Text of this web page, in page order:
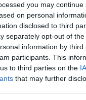
you may continue
on personal
disclosed to third
separately opt-out of
information by third
participants. This
to third parties on the
that may further
Unit